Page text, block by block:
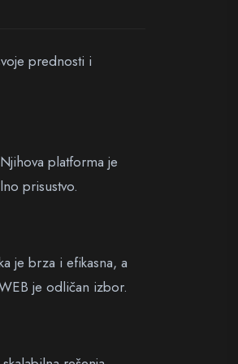
prednosti i
platforma je
prisustvo.
je brza i efikasna, a
je odličan izbor.